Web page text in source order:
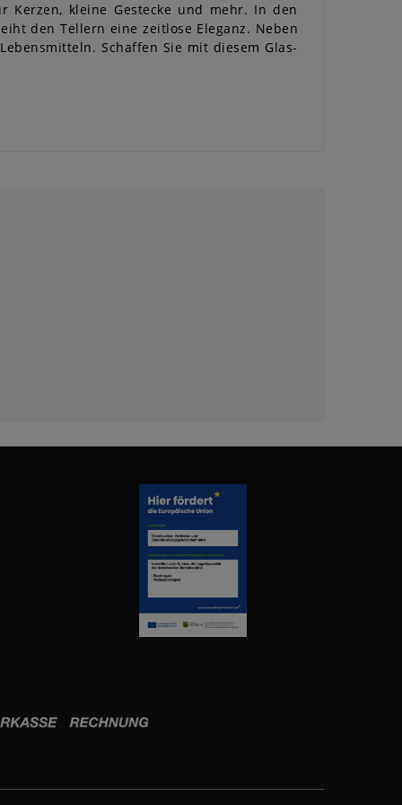
Kerzen, kleine Gestecke und mehr. In den
den Tellern eine zeitlose Eleganz. Neben
Schaffen Sie mit diesem Glas-